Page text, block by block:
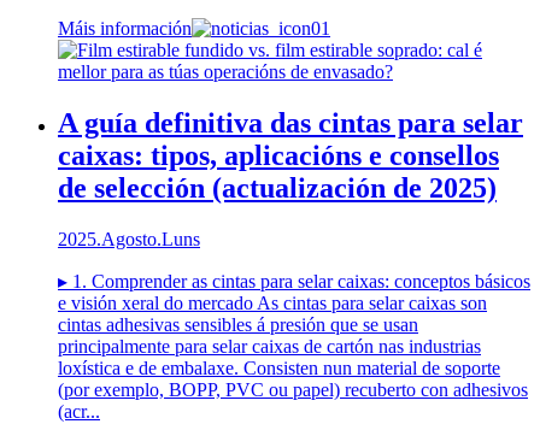
Máis información
A guía definitiva das cintas para selar
caixas: tipos, aplicacións e consellos
de selección (actualización de 2025)
2025.Agosto.Luns
▸ 1. Comprender as cintas para selar caixas: conceptos básicos
e visión xeral do mercado As cintas para selar caixas son
cintas adhesivas sensibles á presión que se usan
principalmente para selar caixas de cartón nas industrias
loxística e de embalaxe. Consisten nun material de soporte
(por exemplo, BOPP, PVC ou papel) recuberto con adhesivos
(acr...